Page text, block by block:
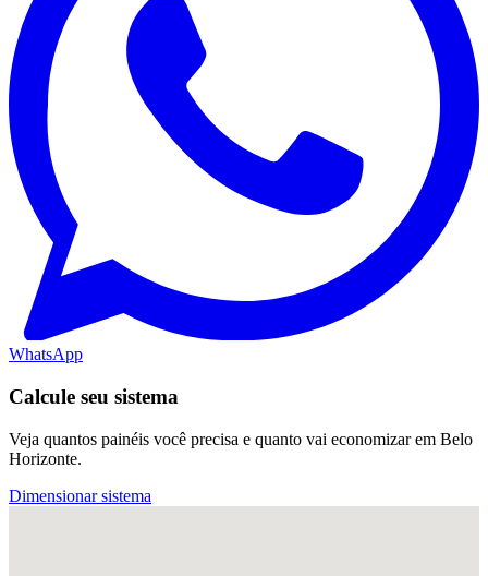
WhatsApp
Calcule seu sistema
Veja quantos painéis você precisa e quanto vai economizar em Belo
Horizonte.
Dimensionar sistema